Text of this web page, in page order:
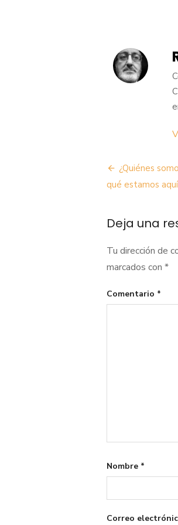
de
¿Quiénes
qué estamos
Deja una
Tu dirección de
marcados con *
Comentario *
Nombre *
Correo